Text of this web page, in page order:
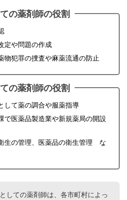
の薬剤師の役割
定や問題の作成
物犯罪の捜査や麻薬流通の防止
の薬剤師の役割
して薬の調合や服薬指導
で医薬品製造業や新規薬局の開設
生の管理、医薬品の衛生管理 な
しての薬剤師は、各市町村によっ